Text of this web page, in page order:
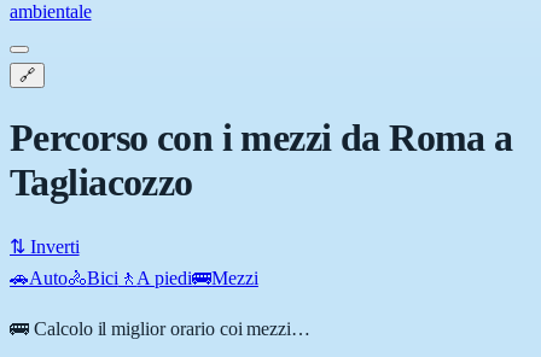
ambientale
🔗
Percorso con i mezzi da Roma a
Tagliacozzo
⇅ Inverti
🚗Auto🚴Bici 🚶 A piedi🚌Mezzi
🚌 Calcolo il miglior orario coi mezzi…